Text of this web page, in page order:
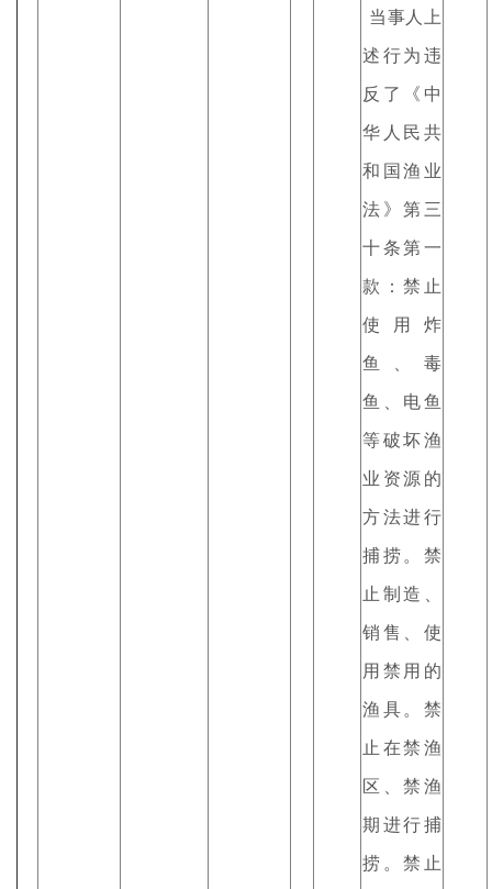
当事人上
述行为违
反了《中
华人民共
和国渔业
法》第三
十条第一
款：禁止
使用炸
鱼、毒
鱼、电鱼
等破坏渔
业资源的
方法进行
捕捞。禁
止制造、
销售、使
用禁用的
渔具。禁
止在禁渔
区、禁渔
期进行捕
捞。禁止